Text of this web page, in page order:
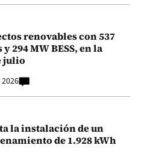
renovables con 537
294 MW BESS, en la
julio
la instalación de un
de 1.928 kWh